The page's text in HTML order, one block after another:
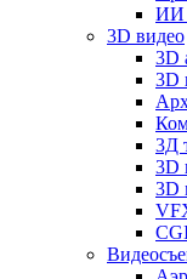
ИИ
3D видео
3D
3D
3Д
3D
3D